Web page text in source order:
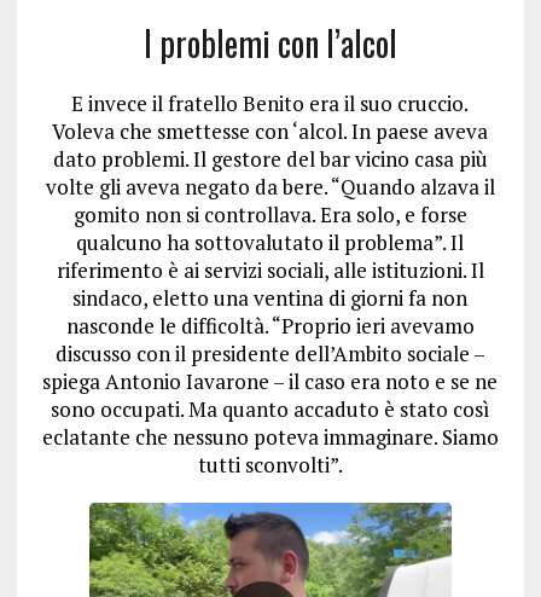
I problemi con l’alcol
E invece il fratello Benito era il suo cruccio.
Voleva che smettesse con ‘alcol. In paese aveva
dato problemi. Il gestore del bar vicino casa più
volte gli aveva negato da bere. “Quando alzava il
gomito non si controllava. Era solo, e forse
qualcuno ha sottovalutato il problema”. Il
riferimento è ai servizi sociali, alle istituzioni. Il
sindaco, eletto una ventina di giorni fa non
nasconde le difficoltà. “Proprio ieri avevamo
discusso con il presidente dell’Ambito sociale –
spiega Antonio Iavarone – il caso era noto e se ne
sono occupati. Ma quanto accaduto è stato così
eclatante che nessuno poteva immaginare. Siamo
tutti sconvolti”.